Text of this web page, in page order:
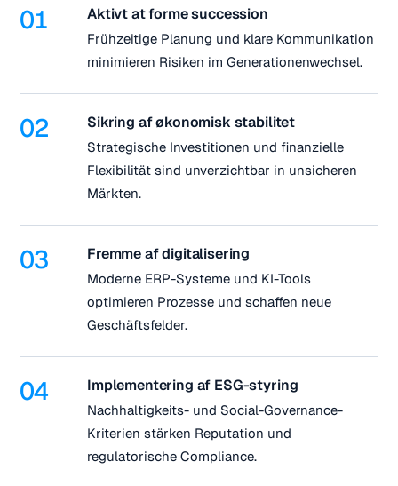
01 Aktivt at forme succession
Frühzeitige Planung und klare Kommunikation
minimieren Risiken im Generationenwechsel.
02 Sikring af økonomisk stabilitet
Strategische Investitionen und finanzielle
Flexibilität sind unverzichtbar in unsicheren
Märkten.
03 Fremme af digitalisering
Moderne ERP-Systeme und KI-Tools
optimieren Prozesse und schaffen neue
Geschäftsfelder.
04 Implementering af ESG-styring
Nachhaltigkeits- und Social-Governance-
Kriterien stärken Reputation und
regulatorische Compliance.